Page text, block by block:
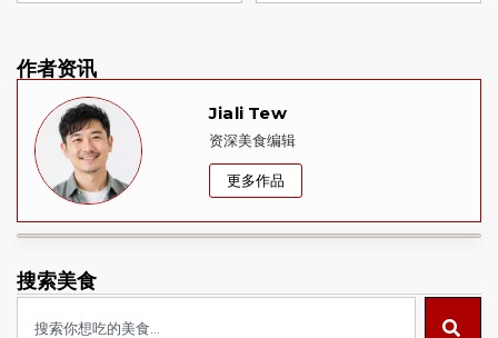
作者资讯
Jiali Tew
资深美食编辑
更多作品
搜索美食